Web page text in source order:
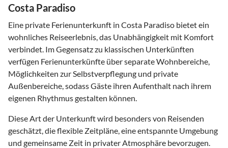
Costa Paradiso
Eine private Ferienunterkunft in Costa Paradiso bietet ein
wohnliches Reiseerlebnis, das Unabhängigkeit mit Komfort
verbindet. Im Gegensatz zu klassischen Unterkünften
verfügen Ferienunterkünfte über separate Wohnbereiche,
Möglichkeiten zur Selbstverpflegung und private
Außenbereiche, sodass Gäste ihren Aufenthalt nach ihrem
eigenen Rhythmus gestalten können.
Diese Art der Unterkunft wird besonders von Reisenden
geschätzt, die flexible Zeitpläne, eine entspannte Umgebung
und gemeinsame Zeit in privater Atmosphäre bevorzugen.